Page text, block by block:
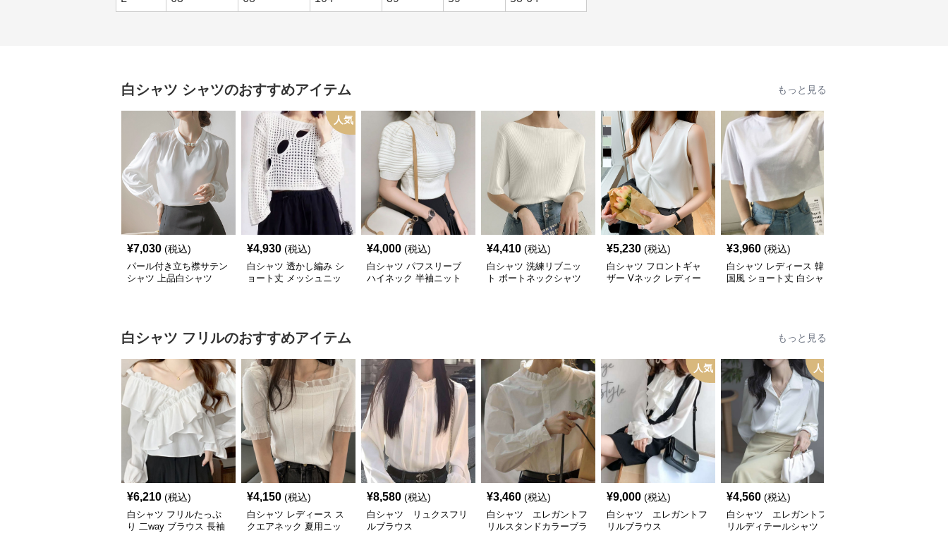
白シャツ シャツのおすすめアイテム もっと見る
¥7,030 (税込)
パール付き立ち襟サテン
シャツ 上品白シャツ
人気
¥4,930 (税込)
白シャツ 透かし編み シ
ョート丈 メッシュニッ
¥4,000 (税込)
白シャツ パフスリーブ
ハイネック 半袖ニット
¥4,410 (税込)
白シャツ 洗練リブニッ
ト ボートネックシャツ
¥5,230 (税込)
白シャツ フロントギャ
ザー Vネック レディー
¥3,960 (税込)
白シャツ レディース 韓
国風 ショート丈 白シャ
白シャツ フリルのおすすめアイテム もっと見る
¥6,210 (税込)
白シャツ フリルたっぷ
り 二way ブラウス 長袖
¥4,150 (税込)
白シャツ レディース ス
クエアネック 夏用ニッ
¥8,580 (税込)
白シャツ リュクスフリ
ルブラウス
¥3,460 (税込)
白シャツ エレガントフ
リルスタンドカラーブラ
人気
¥9,000 (税込)
白シャツ エレガントフ
リルブラウス
人気
¥4,560 (税込)
白シャツ エレガントフ
リルディテールシャツ